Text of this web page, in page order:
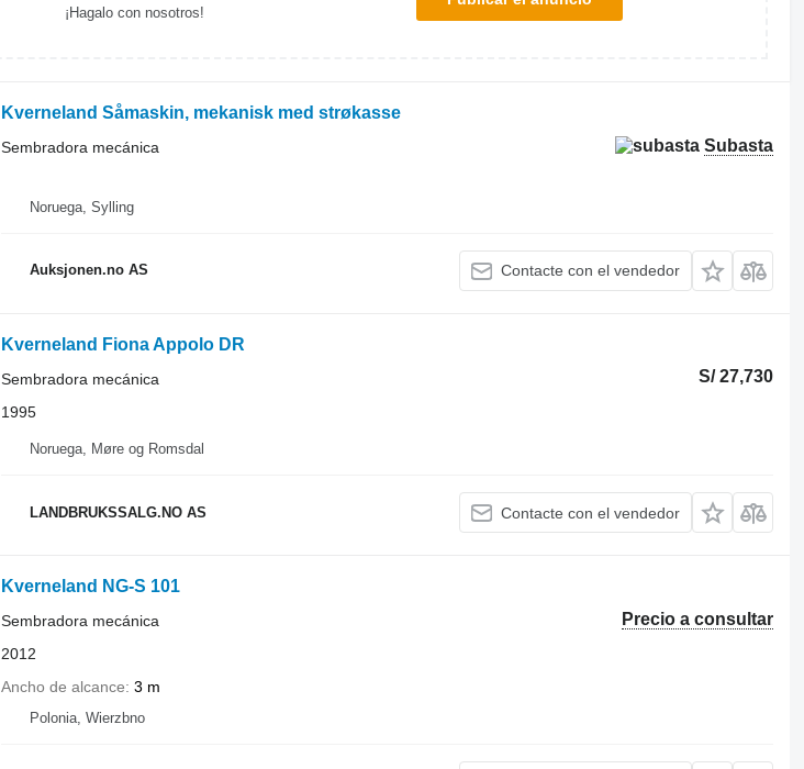
¡Hagalo con nosotros!
Kverneland Såmaskin, mekanisk med strøkasse
Subasta
Sembradora mecánica
Noruega, Sylling
Auksjonen.no AS Contacte con el vendedor
Kverneland Fiona Appolo DR
S/ 27,730
Sembradora mecánica
1995
Noruega, Møre og Romsdal
LANDBRUKSSALG.NO AS Contacte con el vendedor
Kverneland NG-S 101
Precio a consultar
Sembradora mecánica
2012
Ancho de alcance 3 m
Polonia, Wierzbno